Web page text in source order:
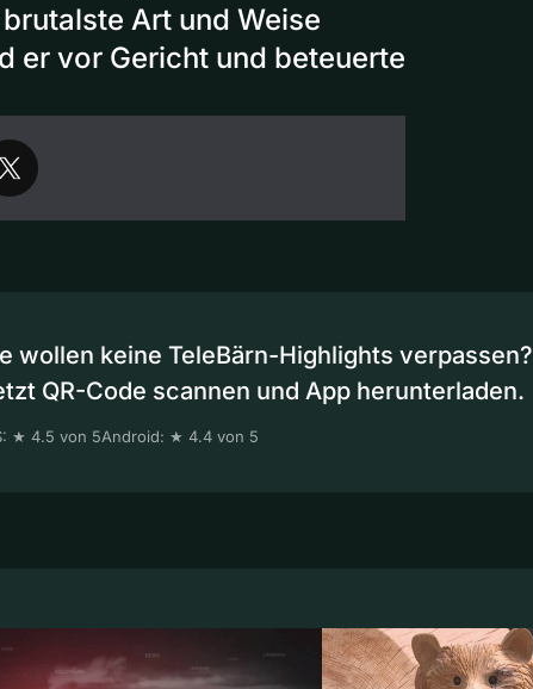
Art und Weise
er vor Gericht und beteuerte
wollen keine TeleBärn-Highlights verpassen?
QR-Code scannen und App herunterladen.
★ 4.5 von 5Android: ★ 4.4 von 5